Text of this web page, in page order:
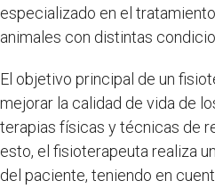
especializado en el
animales con distintas
El objetivo principal de un
mejorar la calidad de vida de
terapias físicas y técnicas de
esto, el fisioterapeuta realiza
del paciente, teniendo en